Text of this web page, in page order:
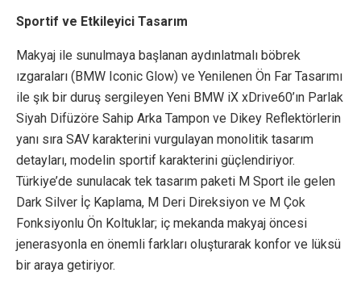
Sportif ve Etkileyici Tasarım
Makyaj ile sunulmaya başlanan aydınlatmalı böbrek
ızgaraları (BMW Iconic Glow) ve Yenilenen Ön Far Tasarımı
ile şık bir duruş sergileyen Yeni BMW iX xDrive60’ın Parlak
Siyah Difüzöre Sahip Arka Tampon ve Dikey Reflektörlerin
yanı sıra SAV karakterini vurgulayan monolitik tasarım
detayları, modelin sportif karakterini güçlendiriyor.
Türkiye’de sunulacak tek tasarım paketi M Sport ile gelen
Dark Silver İç Kaplama, M Deri Direksiyon ve M Çok
Fonksiyonlu Ön Koltuklar; iç mekanda makyaj öncesi
jenerasyonla en önemli farkları oluşturarak konfor ve lüksü
bir araya getiriyor.